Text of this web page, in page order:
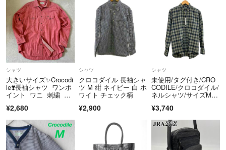
（※年末年始、お盆期間を除く）
＝＝＝＝＝＝＝＝＝＝＝＝＝＝
こちらのアカウントはラクマ公式パートナーの株式会社コンコルドによ
って運営されています。
▼特商法
https://fril.jp/ts/official/law/a283/
▼返品特約
https://fril.jp/ts/official/law/a283/#return_policy
シャツ
大きいサイズ✨Crocodi
le❣️長袖シャツ ワンポ
イント ワニ 刺繍 ロ
¥2,680
シャツ
クロコダイル 長袖シャ
ツ M 紺 ネイビー 白 ホ
ワイト チェック柄
¥2,900
シャツ
未使用/タグ付き/CRO
CODILE/クロコダイル/
ネルシャツ/サイズM/
メンズ/FC3767
¥3,740